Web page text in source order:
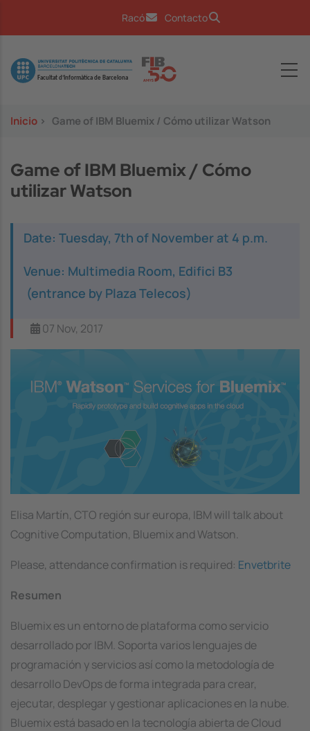
Racó Contacto
Image
Inicio > Game of IBM Bluemix / Cómo utilizar Watson
Game of IBM Bluemix / Cómo
utilizar Watson
Date: Tuesday, 7th of November at 4 p.m.
Venue: Multimedia Room, Edifici B3
(entrance by Plaza Telecos)
07 Nov, 2017
Elisa Martín, CTO región sur europa, IBM will talk about
Cognitive Computation, Bluemix and Watson.
Please, attendance confirmation is required: Envetbrite
Resumen
Bluemix es un entorno de plataforma como servicio
desarrollado por IBM. Soporta varios lenguajes de
programación y servicios​ así como la metodología de
desarrollo DevOps de forma integrada para crear,
ejecutar, desplegar y gestionar aplicaciones en la nube.
Bluemix está basado en la tecnología abierta de Cloud